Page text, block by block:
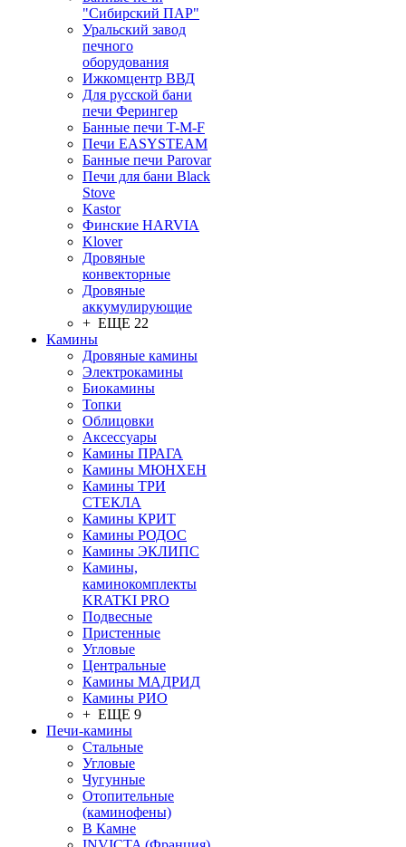
"Сибирский ПАР"
Уральский завод
печного
оборудования
Ижкомцентр ВВД
Для русской бани
печи Ферингер
Банные печи T-M-F
Печи EASYSTEAM
Банные печи Parovar
Печи для бани Black
Stove
Kastor
Финские HARVIA
Klover
Дровяные
конвекторные
Дровяные
аккумулирующие
+ ЕЩЕ 22
Камины
Дровяные камины
Электрокамины
Биокамины
Топки
Облицовки
Аксессуары
Камины ПРАГА
Камины МЮНХЕН
Камины ТРИ
СТЕКЛА
Камины КРИТ
Камины РОДОС
Камины ЭКЛИПС
Камины,
каминокомплекты
KRATKI PRO
Подвесные
Пристенные
Угловые
Центральные
Камины МАДРИД
Камины РИО
+ ЕЩЕ 9
Печи-камины
Стальные
Угловые
Чугунные
Отопительные
(каминофены)
В Камне